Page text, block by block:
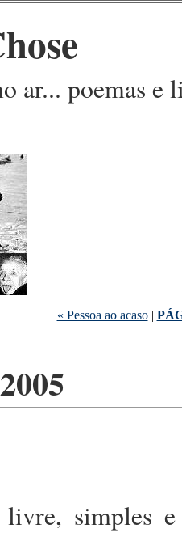
ar... poemas e
« Pessoa ao acaso|
livre, simples